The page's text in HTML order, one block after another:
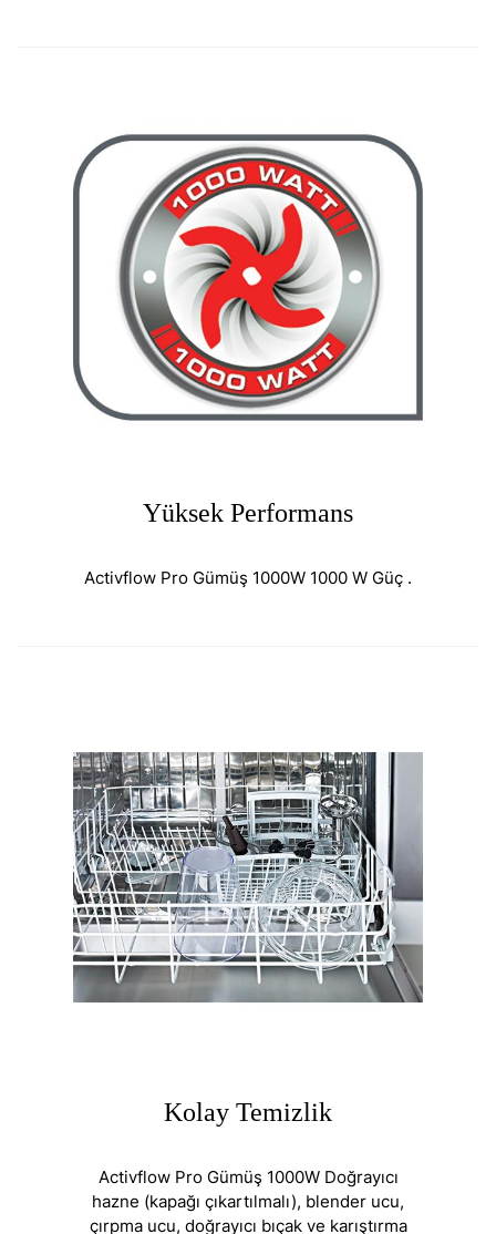
Yüksek Performans
Activflow Pro Gümüş 1000W 1000 W Güç .
Kolay Temizlik
Activflow Pro Gümüş 1000W Doğrayıcı
hazne (kapağı çıkartılmalı), blender ucu,
çırpma ucu, doğrayıcı bıçak ve karıştırma